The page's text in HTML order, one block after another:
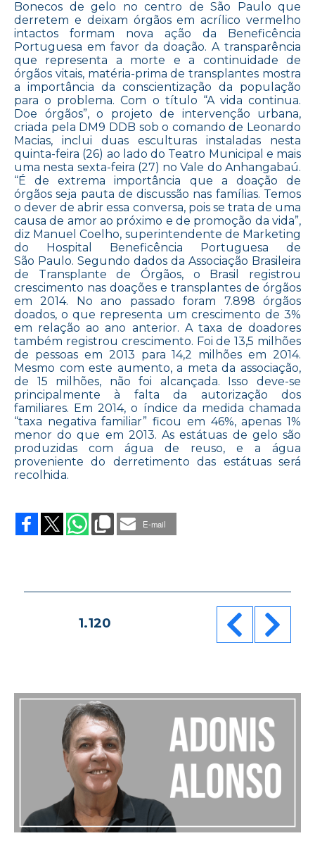
Bonecos de gelo no centro de São Paulo que
derretem e deixam órgãos em acrílico vermelho
intactos formam nova ação da Beneficência
Portuguesa em favor da doação. A transparência
que representa a morte e a continuidade de
órgãos vitais, matéria-prima de transplantes mostra
a importância da conscientização da população
para o problema. Com o título “A vida continua.
Doe órgãos”, o projeto de intervenção urbana,
criada pela DM9 DDB sob o comando de Leonardo
Macias, inclui duas esculturas instaladas nesta
quinta-feira (26) ao lado do Teatro Municipal e mais
uma nesta sexta-feira (27) no Vale do Anhangabaú.
“É de extrema importância que a doação de
órgãos seja pauta de discussão nas famílias. Temos
o dever de abrir essa conversa, pois se trata de uma
causa de amor ao próximo e de promoção da vida”,
diz Manuel Coelho, superintendente de Marketing
do Hospital Beneficência Portuguesa de
São Paulo. Segundo dados da Associação Brasileira
de Transplante de Órgãos, o Brasil registrou
crescimento nas doações e transplantes de órgãos
em 2014. No ano passado foram 7.898 órgãos
doados, o que representa um crescimento de 3%
em relação ao ano anterior. A taxa de doadores
também registrou crescimento. Foi de 13,5 milhões
de pessoas em 2013 para 14,2 milhões em 2014.
Mesmo com este aumento, a meta da associação,
de 15 milhões, não foi alcançada. Isso deve-se
principalmente à falta da autorização dos
familiares. Em 2014, o índice da medida chamada
“taxa negativa familiar” ficou em 46%, apenas 1%
menor do que em 2013. As estátuas de gelo são
produzidas com água de reuso, e a água
proveniente do derretimento das estátuas será
recolhida.
VIDA
CONTINUA
E-mail
Paginação
posts
PÁGINA1.120